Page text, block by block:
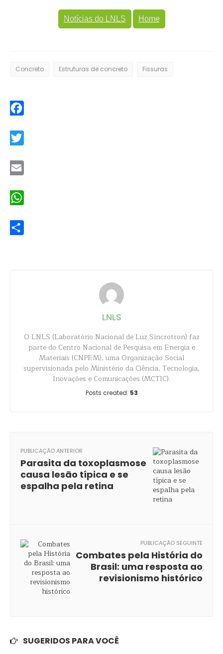
Notícias do LNLS Home
Concreto Estruturas de concreto Fissuras
LNLS
O LNLS (Laboratório Nacional de Luz Síncrotron) faz
parte do Centro Nacional de Pesquisa em Energia e
Materiais (CNPEM), uma Organização Social
supervisionada pelo Ministério da Ciência, Tecnologia,
Inovações e Comunicações (MCTIC).
Posts created: 53
PUBLICAÇÃO ANTERIOR
Parasita da toxoplasmose
causa lesão típica e se
espalha pela retina
PUBLICAÇÃO SEGUINTE
Combates pela História do
Brasil: uma resposta ao
revisionismo histórico
SUGERIDOS PARA VOCÊ